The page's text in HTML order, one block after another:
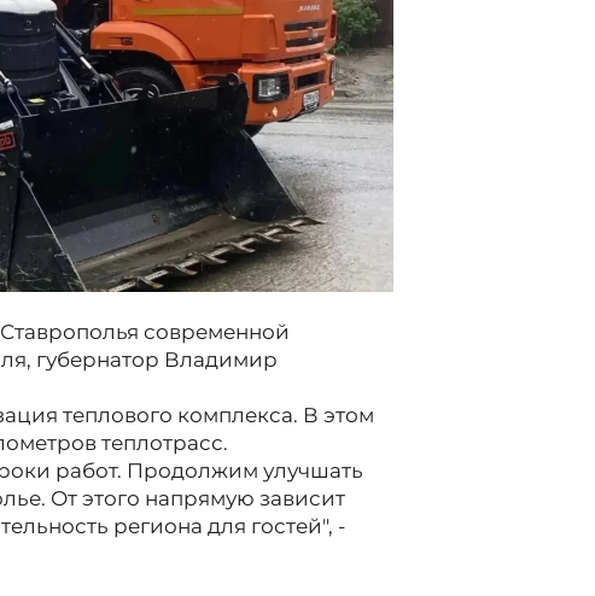
современной
губернатор Владимир
теплового комплекса. В этом
теплотрасс.
работ. Продолжим улучшать
От этого напрямую зависит
региона для гостей", -